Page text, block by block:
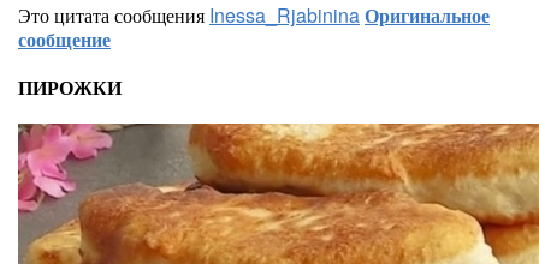
Это цитата сообщения Inessa_RjabininaОригинальное
сообщение
ПИРОЖКИ